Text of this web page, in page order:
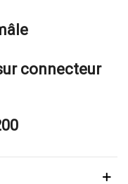
connecteur